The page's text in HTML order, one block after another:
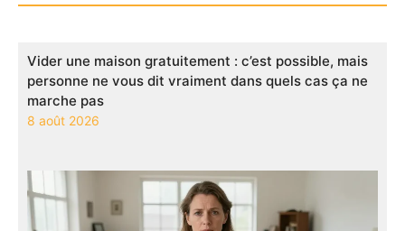
Vider une maison gratuitement : c’est possible, mais
personne ne vous dit vraiment dans quels cas ça ne
marche pas
8 août 2026